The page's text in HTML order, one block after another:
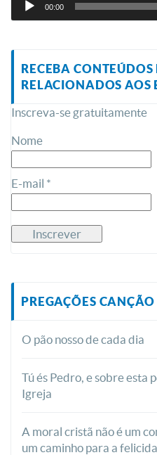
00:00
RECEBA CONTEÚDOS
RELACIONADOS AOS
Inscreva-se gratuitamente
Nome
E-mail *
PREGAÇÕES
O pão nosso de cada dia
Tú és Pedro, e sobre esta
Igreja
A moral cristã não é um
um caminho para a